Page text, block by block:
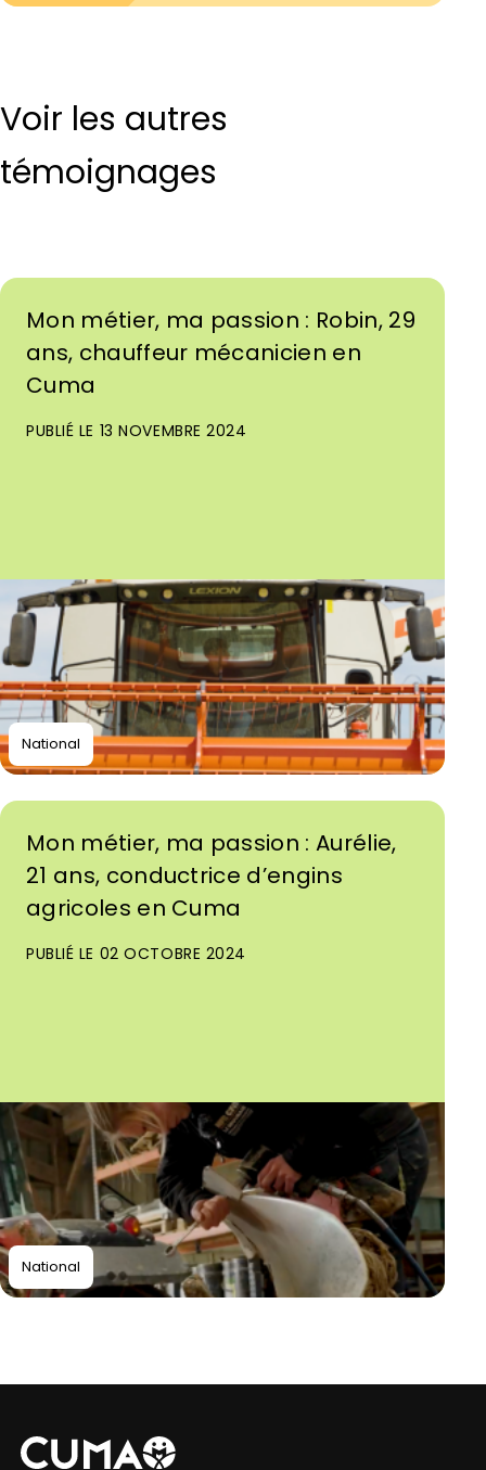
Voir les autres
témoignages
Mon métier, ma passion : Robin, 29
ans, chauffeur mécanicien en
Cuma
PUBLIÉ LE 13 NOVEMBRE 2024
National
Mon métier, ma passion : Aurélie,
21 ans, conductrice d’engins
agricoles en Cuma
PUBLIÉ LE 02 OCTOBRE 2024
National